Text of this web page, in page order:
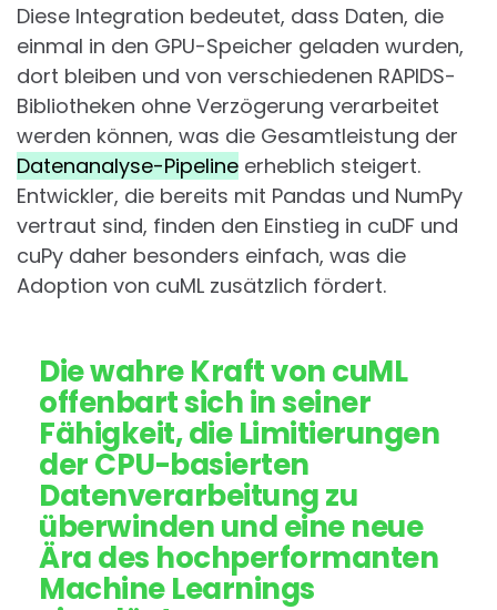
Diese Integration bedeutet, dass Daten, die
einmal in den GPU-Speicher geladen wurden,
dort bleiben und von verschiedenen RAPIDS-
Bibliotheken ohne Verzögerung verarbeitet
werden können, was die Gesamtleistung der
Datenanalyse-Pipeline erheblich steigert.
Entwickler, die bereits mit Pandas und NumPy
vertraut sind, finden den Einstieg in cuDF und
cuPy daher besonders einfach, was die
Adoption von cuML zusätzlich fördert.
Die wahre Kraft von cuML
offenbart sich in seiner
Fähigkeit, die Limitierungen
der CPU-basierten
Datenverarbeitung zu
überwinden und eine neue
Ära des hochperformanten
Machine Learnings